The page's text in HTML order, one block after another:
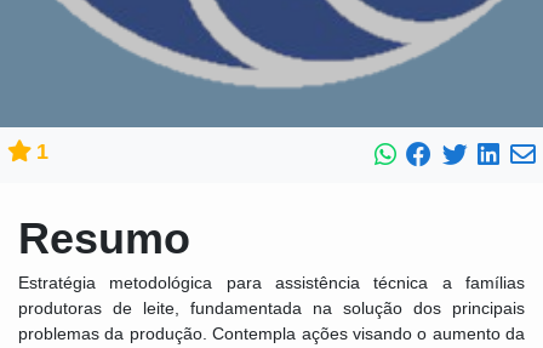
1
Resumo
Estratégia metodológica para assistência técnica a famílias
produtoras de leite, fundamentada na solução dos principais
problemas da produção. Contempla ações visando o aumento da